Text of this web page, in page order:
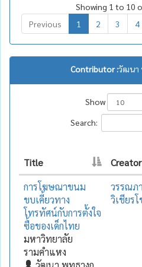
Showing 1 to 10
Previous
1 2 3 4
Contributor :วัฒนา
Show
Search:
Title Creator
การโฆษณาขนม
ขบเคี้ยวทาง
โทรทัศน์กับการตั้งใจ
ซื้อของเด็กไทย
มหาวิทยาลัย
รามคำแหง
วรรณภา
วิเชียร